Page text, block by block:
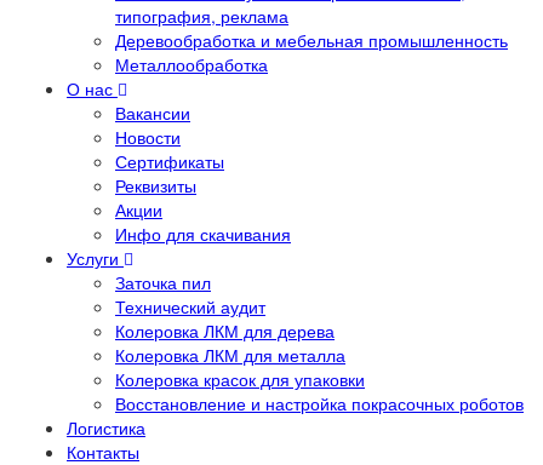
типография, реклама
Деревообработка и мебельная промышленность
Металлообработка
О нас
Вакансии
Новости
Сертификаты
Реквизиты
Акции
Инфо для скачивания
Услуги
Заточка пил
Технический аудит
Колеровка ЛКМ для дерева
Колеровка ЛКМ для металла
Колеровка красок для упаковки
Восстановление и настройка покрасочных роботов
Логистика
Контакты